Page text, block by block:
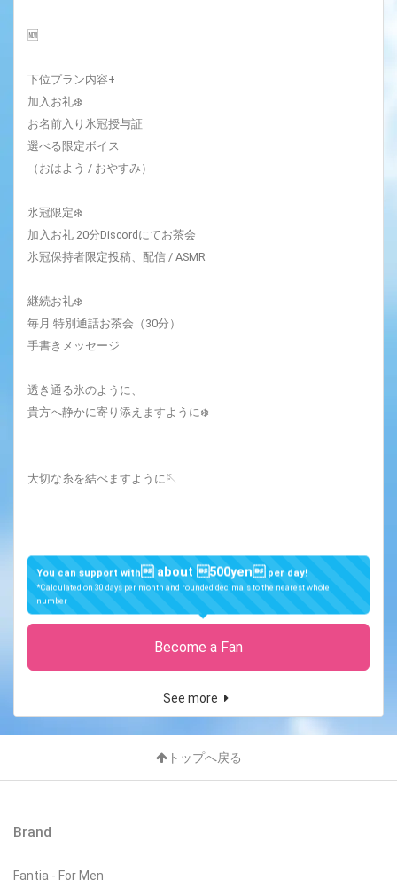
🆕┈┈┈┈┈┈┈┈┈┈
下位プラン内容+
加入お礼❄️
お名前入り氷冠授与証
選べる限定ボイス
（おはよう / おやすみ）
氷冠限定❄️
加入お礼 20分Discordにてお茶会
氷冠保持者限定投稿、配信 / ASMR
継続お礼❄️
毎月 特別通話お茶会（30分）
手書きメッセージ
透き通る氷のように、
貴方へ静かに寄り添えますように❄️
大切な糸を結べますように🪡
You can support with about 500yen per day!
*Calculated on 30 days per month and rounded decimals to the nearest whole
number
Become a Fan
See more
トップへ戻る
Brand
Fantia - For Men